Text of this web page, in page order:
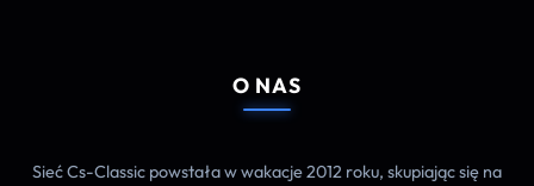
O NAS
Sieć Cs-Classic powstała w wakacje 2012 roku, skupiając się na